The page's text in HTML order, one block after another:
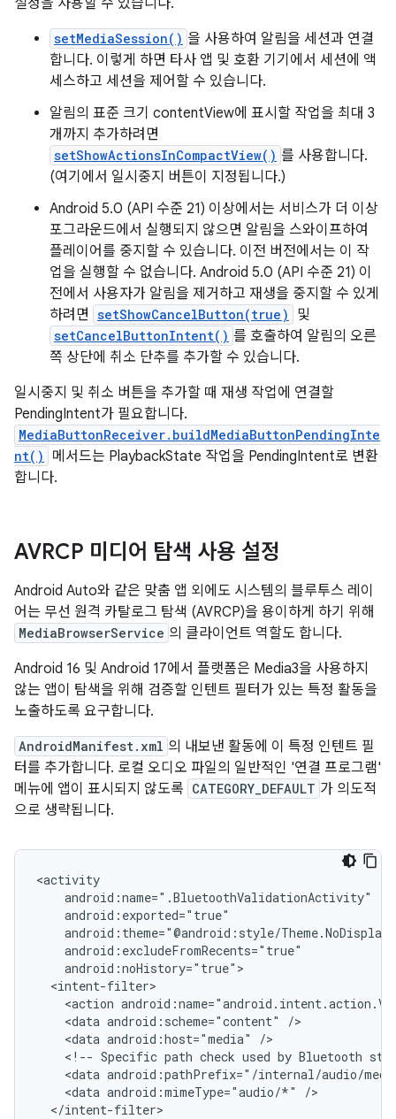
setMediaSession() 을 사용하여 알림을 세션과 연결
합니다. 이렇게 하면 타사 앱 및 호환 기기에서 세션에 액
세스하고 세션을 제어할 수 있습니다.
알림의 표준 크기 contentView에 표시할 작업을 최대 3
개까지 추가하려면
setShowActionsInCompactView() 를 사용합니다.
(여기에서 일시중지 버튼이 지정됩니다.)
Android 5.0 (API 수준 21) 이상에서는 서비스가 더 이상
포그라운드에서 실행되지 않으면 알림을 스와이프하여
플레이어를 중지할 수 있습니다. 이전 버전에서는 이 작
업을 실행할 수 없습니다. Android 5.0 (API 수준 21) 이
전에서 사용자가 알림을 제거하고 재생을 중지할 수 있게
하려면 setShowCancelButton(true) 및
setCancelButtonIntent() 를 호출하여 알림의 오른
쪽 상단에 취소 단추를 추가할 수 있습니다.
일시중지 및 취소 버튼을 추가할 때 재생 작업에 연결할
PendingIntent가 필요합니다.
MediaButtonReceiver.buildMediaButtonPendingInte
nt()
메서드는 PlaybackState 작업을 PendingIntent로 변환
합니다.
AVRCP 미디어 탐색 사용 설정
Android Auto와 같은 맞춤 앱 외에도 시스템의 블루투스 레이
어는 무선 원격 카탈로그 탐색 (AVRCP)을 용이하게 하기 위해
MediaBrowserService 의 클라이언트 역할도 합니다.
Android 16 및 Android 17에서 플랫폼은 Media3을 사용하지
않는 앱이 탐색을 위해 검증할 인텐트 필터가 있는 특정 활동을
노출하도록 요구합니다.
AndroidManifest.xml 의 내보낸 활동에 이 특정 인텐트 필
터를 추가합니다. 로컬 오디오 파일의 일반적인 '연결 프로그램'
메뉴에 앱이 표시되지 않도록 CATEGORY_DEFAULT 가 의도적
으로 생략됩니다.
<action
<data android:scheme="content"
<data android:host="media"
<!-- Specific path check used by Bluetooth
<data android:pathPrefix="/internal/audio/
<data android:mimeType="audio/*"
</intent-filter>